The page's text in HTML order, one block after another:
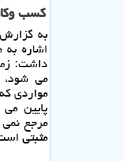
كسب
به
اشاره
داشت:
می شود،
مواردی
پایین
مرجع نمی
مثبتی